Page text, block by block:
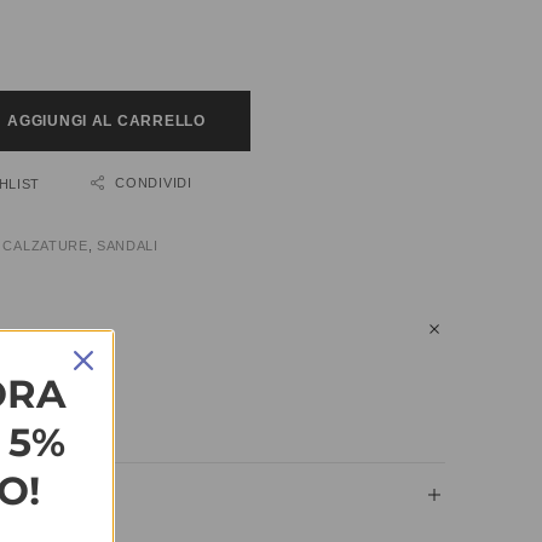
AGGIUNGI AL CARRELLO
CONDIVIDI
CALZATURE SANDALI
più.